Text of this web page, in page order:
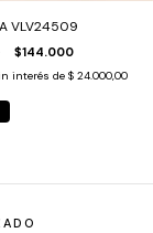
VLV24509
$144.000
interés de $ 24.000,00